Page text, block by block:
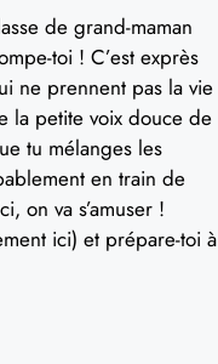
de grand-maman
toi ! C’est exprès
ne prennent pas la vie
la petite voix douce de
tu mélanges les
en train de
on va s’amuser !
ici) et prépare-toi à